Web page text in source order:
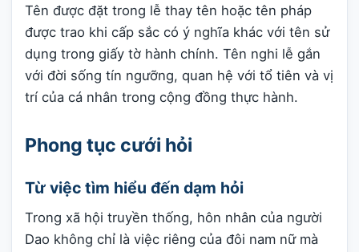
Tên được đặt trong lễ thay tên hoặc tên pháp
được trao khi cấp sắc có ý nghĩa khác với tên sử
dụng trong giấy tờ hành chính. Tên nghi lễ gắn
với đời sống tín ngưỡng, quan hệ với tổ tiên và vị
trí của cá nhân trong cộng đồng thực hành.
Phong tục cưới hỏi
Từ việc tìm hiểu đến dạm hỏi
Trong xã hội truyền thống, hôn nhân của người
Dao không chỉ là việc riêng của đôi nam nữ mà